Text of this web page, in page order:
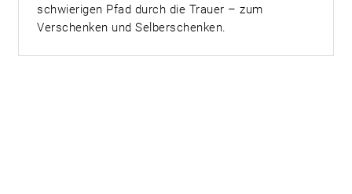
schwierigen Pfad durch die Trauer – zum
Verschenken und Selberschenken.